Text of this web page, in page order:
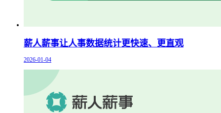
薪人薪事让人事数据统计更快速、更直观
2026-01-04